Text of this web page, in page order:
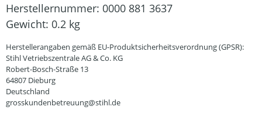
Herstellernummer: 0000 881 3637
Gewicht: 0.2 kg
Herstellerangaben gemäß EU-Produktsicherheitsverordnung (GPSR):
Stihl Vetriebszentrale AG & Co. KG
Robert-Bosch-Straße 13
64807 Dieburg
Deutschland
grosskundenbetreuung@stihl.de